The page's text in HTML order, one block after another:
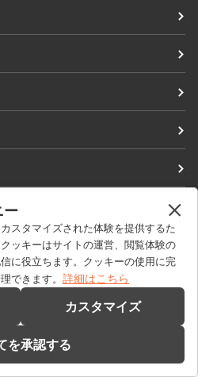
合わせ
partners@onlyoffice.com
press@onlyoffice.com
2026. All rights reserved
ー
スタマイズされた体験を提供するた
ッキーはサイトの運営、閲覧体験の
に役立ちます。クッキーの使用に完
できます。 詳細はこちら
カスタマイズ
を承認する